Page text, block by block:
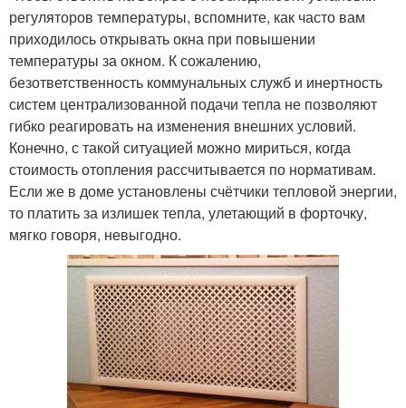
регуляторов температуры, вспомните, как часто вам
приходилось открывать окна при повышении
температуры за окном. К сожалению,
безответственность коммунальных служб и инертность
систем централизованной подачи тепла не позволяют
гибко реагировать на изменения внешних условий.
Конечно, с такой ситуацией можно мириться, когда
стоимость отопления рассчитывается по нормативам.
Если же в доме установлены счётчики тепловой энергии,
то платить за излишек тепла, улетающий в форточку,
мягко говоря, невыгодно.